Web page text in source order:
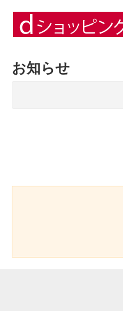
お知らせ